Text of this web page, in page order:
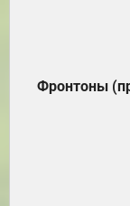
Фронтоны